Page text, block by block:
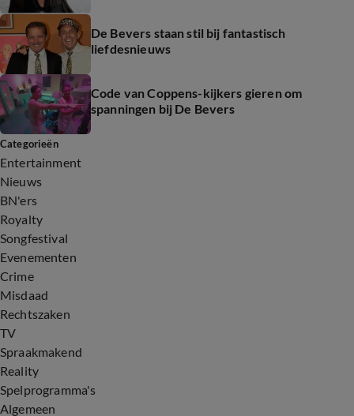
De Bevers staan stil bij fantastisch
liefdesnieuws
Code van Coppens-kijkers gieren om
spanningen bij De Bevers
Categorieën
Entertainment
Nieuws
BN'ers
Royalty
Songfestival
Evenementen
Crime
Misdaad
Rechtszaken
TV
Spraakmakend
Reality
Spelprogramma's
Algemeen